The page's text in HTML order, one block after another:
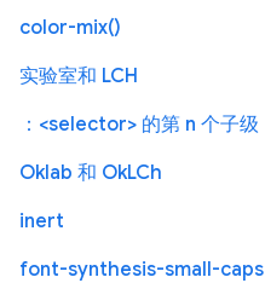
color-mix()
实验室和 LCH
：<selector> 的第 n 个子级
Oklab 和 OkLCh
inert
font-synthesis-small-caps